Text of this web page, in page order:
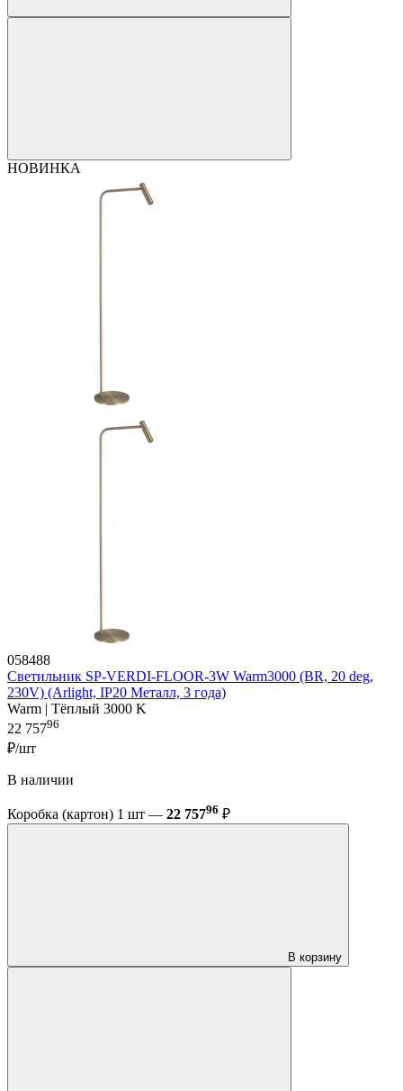
НОВИНКА
058488
Светильник SP-VERDI-FLOOR-3W Warm3000 (BR, 20 deg,
230V) (Arlight, IP20 Металл, 3 года)
Warm | Тёплый 3000 K
22 75796
₽/шт
В наличии
Коробка (картон) 1 шт — 22 75796 ₽
В корзину